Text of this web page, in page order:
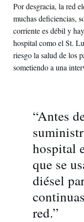
Por desgracia, la red
muchas deficiencias,
corriente es débil y
hospital como el St.
riesgo la salud de los
sometiendo a una
“Antes
hospital
que se
diésel
red.”